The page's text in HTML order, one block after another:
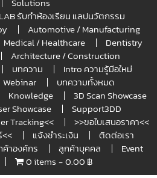
Solutions
รับทำห้องเรียน แลปนวัตกรรม
Automotive / Manufacturing
Medical / Healthcare
Dentistry
Architecture / Construction
บทความ
Intro ความรู้มือใหม่
Webinar
บทความทั้งหมด
Knowledge
3D Scan Showcase
Showcase
Support3DD
Tracking<<
>>ขอใบเสนอราคา<<
แจ้งชำระเงิน
ติดต่อเรา
าองค์กร ลูกค้าบุคคล
Event
0 items 0.00 ฿